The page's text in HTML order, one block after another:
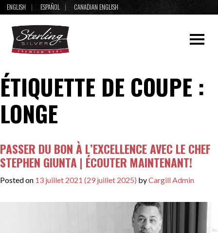
ENGLISH ESPAÑOL CANADIAN ENGLISH
ÉTIQUETTE DE COUPE :
LONGE
PASSER DU BON À L’EXCELLENCE AVEC LE CHEF
STEPHEN GIUNTA | ÉCOUTER MAINTENANT!
Posted on 13 juillet 2021 (29 juillet 2025) byCargill Admin